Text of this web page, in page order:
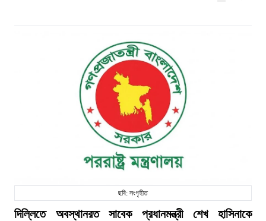
ছবি: সংগৃহীত
দিল্লিতে অবস্থানরত সাবেক প্রধানমন্ত্রী শেখ হাসিনাকে